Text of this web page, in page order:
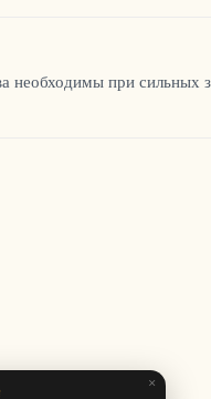
×
при сильных